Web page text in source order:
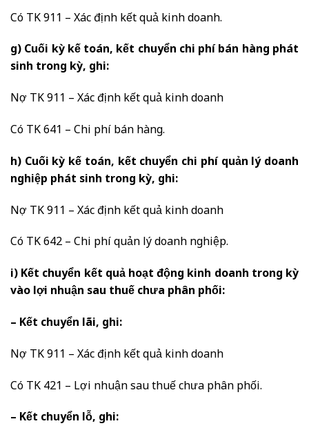
Có TK 911 – Xác định kết quả kinh doanh.
g) Cuối kỳ kế toán, kết chuyển chi phí bán hàng phát
sinh trong kỳ, ghi:
Nợ TK 911 – Xác định kết quả kinh doanh
Có TK 641 – Chi phí bán hàng.
h) Cuối kỳ kế toán, kết chuyển chi phí quản lý doanh
nghiệp phát sinh trong kỳ, ghi:
Nợ TK 911 – Xác định kết quả kinh doanh
Có TK 642 – Chi phí quản lý doanh nghiệp.
i) Kết chuyển kết quả hoạt động kinh doanh trong kỳ
vào lợi nhuận sau thuế chưa phân phối:
– Kết chuyển lãi, ghi:
Nợ TK 911 – Xác định kết quả kinh doanh
Có TK 421 – Lợi nhuận sau thuế chưa phân phối.
– Kết chuyển lỗ, ghi: